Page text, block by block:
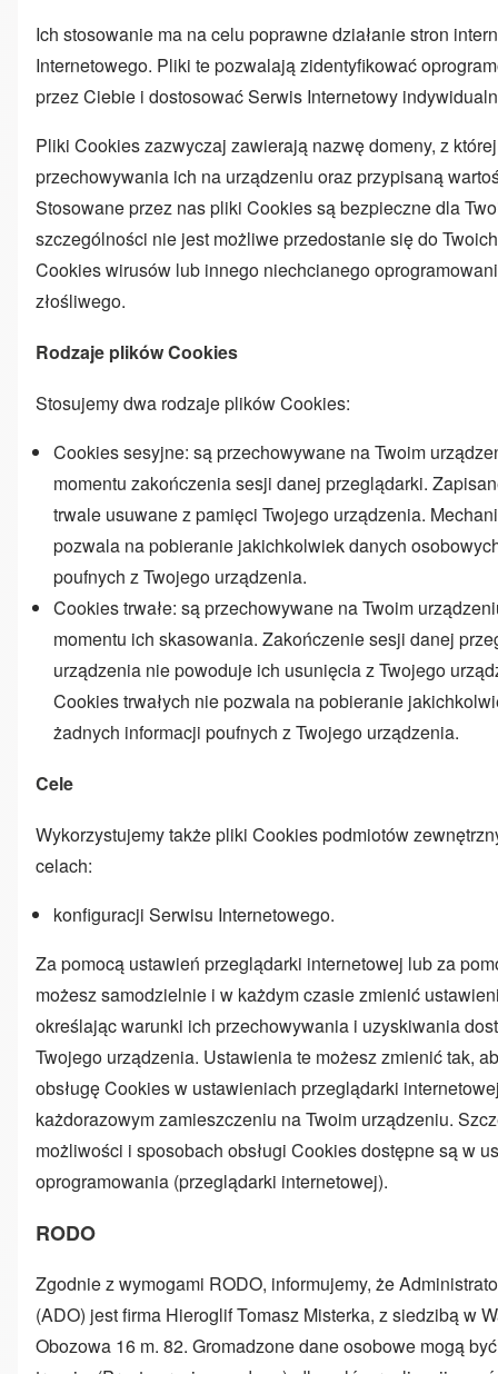
Ich stosowanie ma na celu poprawne działanie stron
Internetowego. Pliki te pozwalają zidentyfikować
przez Ciebie i dostosować Serwis Internetowy
Pliki Cookies zazwyczaj zawierają nazwę domeny, z
przechowywania ich na urządzeniu oraz przypisaną
Stosowane przez nas pliki Cookies są bezpieczne dla
szczególności nie jest możliwe przedostanie się do
Cookies wirusów lub innego niechcianego
złośliwego.
Rodzaje plików Cookies
Stosujemy dwa rodzaje plików Cookies:
Cookies sesyjne: są przechowywane na Twoim
momentu zakończenia sesji danej przeglądarki.
trwale usuwane z pamięci Twojego urządzenia.
pozwala na pobieranie jakichkolwiek danych
poufnych z Twojego urządzenia.
Cookies trwałe: są przechowywane na Twoim
momentu ich skasowania. Zakończenie sesji danej
urządzenia nie powoduje ich usunięcia z Twojego
Cookies trwałych nie pozwala na pobieranie
żadnych informacji poufnych z Twojego urządzenia.
Cele
Wykorzystujemy także pliki Cookies podmiotów
celach:
konfiguracji Serwisu Internetowego.
Za pomocą ustawień przeglądarki internetowej lub za
możesz samodzielnie i w każdym czasie zmienić
określając warunki ich przechowywania i uzyskiwania
Twojego urządzenia. Ustawienia te możesz zmienić tak,
obsługę Cookies w ustawieniach przeglądarki
każdorazowym zamieszczeniu na Twoim urządzeniu.
możliwości i sposobach obsługi Cookies dostępne są w
oprogramowania (przeglądarki internetowej).
RODO
Zgodnie z wymogami RODO, informujemy, że
(ADO) jest firma Hieroglif Tomasz Misterka, z siedzibą w
Obozowa 16 m. 82. Gromadzone dane osobowe mogą